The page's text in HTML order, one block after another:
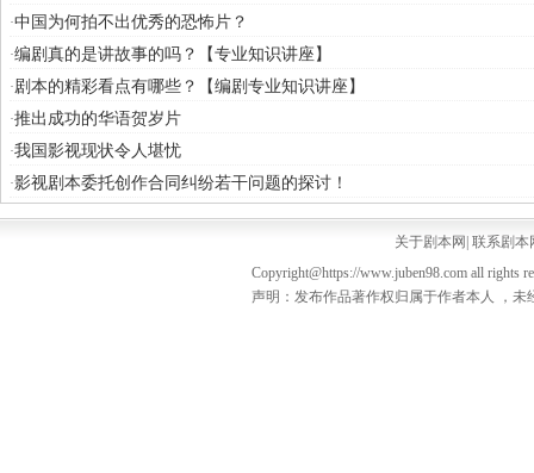
·中国为何拍不出优秀的恐怖片？
·编剧真的是讲故事的吗？【专业知识讲座】
·剧本的精彩看点有哪些？【编剧专业知识讲座】
·推出成功的华语贺岁片
·我国影视现状令人堪忧
·影视剧本委托创作合同纠纷若干问题的探讨！
关于剧本网 联系剧本
Copyright@https://www.juben98.com all rights
声明：发布作品著作权归属于作者本人 ，未